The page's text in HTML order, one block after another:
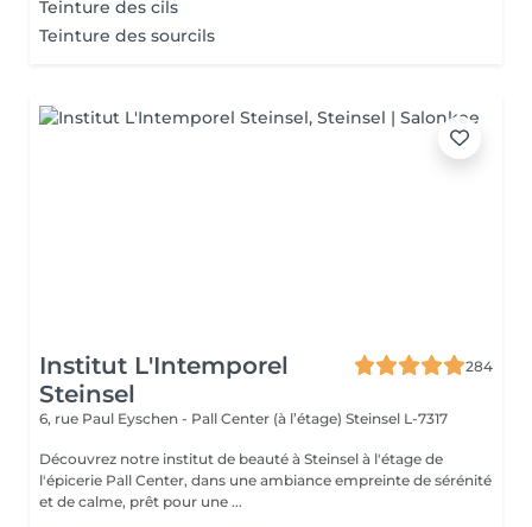
Teinture des cils
Teinture des sourcils
Institut L'Intemporel
Steinsel
284
6, rue Paul Eyschen - Pall Center (à l’étage) Steinsel L-7317
Découvrez notre institut de beauté à Steinsel à l'étage de
l'épicerie Pall Center, dans une ambiance empreinte de sérénité
et de calme, prêt pour une ...